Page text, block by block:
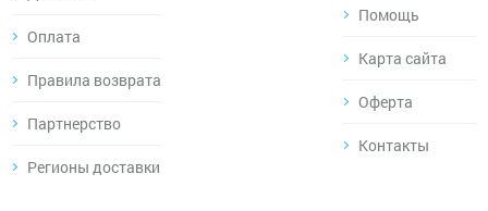
Оплата
Правила возврата
Партнерство
Регионы доставки
Помощь
Карта сайта
Оферта
Контакты